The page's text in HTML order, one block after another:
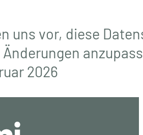
uns vor, diese
2026